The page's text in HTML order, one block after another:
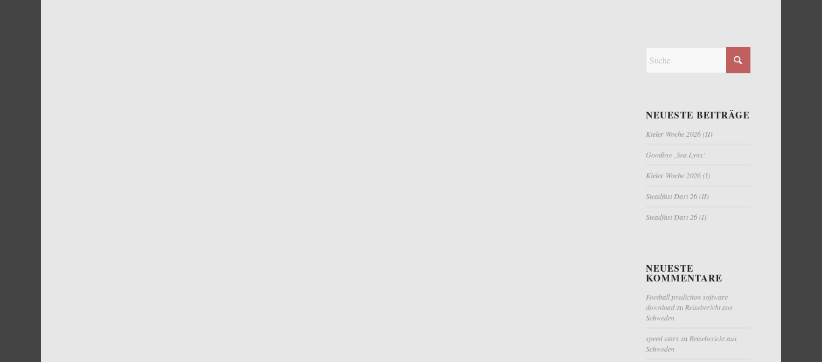
NEUESTE BEITRÄGE
Kieler Woche 2026 (II)
Goodbye ‚Sea Lynx‘
Kieler Woche 2026 (I)
Steadfast Dart 26 (II)
Steadfast Dart 26 (I)
NEUESTE
KOMMENTARE
Football prediction software
downloadzu Reisebericht aus
Schweden
speed stars zu Reisebericht aus
Schweden